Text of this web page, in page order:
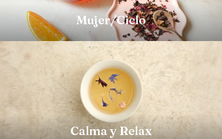
Mujer/Ciclo
Calma y Relax